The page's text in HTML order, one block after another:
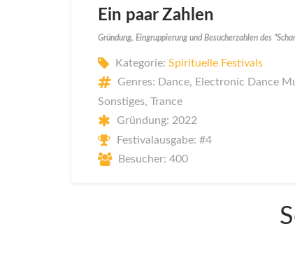
Ein paar Zahlen
Gründung, Eingruppierung und Besucherzahlen des
Kategorie: Spirituelle Festivals
Genres: Dance, Electronic Dance
Sonstiges, Trance
Gründung: 2022
Festivalausgabe: #4
Besucher: 400